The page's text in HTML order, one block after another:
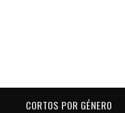
CORTOS POR GÉNERO